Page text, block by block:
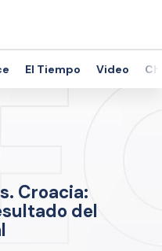
El Tiempo Video
Croacia:
del